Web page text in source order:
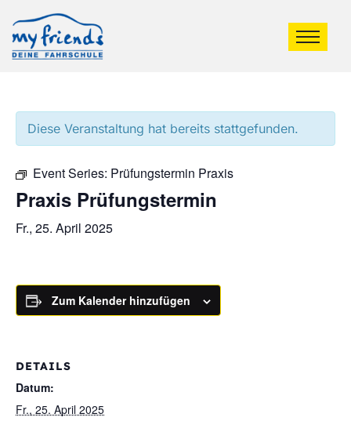
Diese Veranstaltung hat bereits stattgefunden.
Event Series: Prüfungstermin Praxis
Praxis Prüfungstermin
Fr., 25. April 2025
Zum Kalender hinzufügen
DETAILS
Datum:
Fr., 25. April 2025